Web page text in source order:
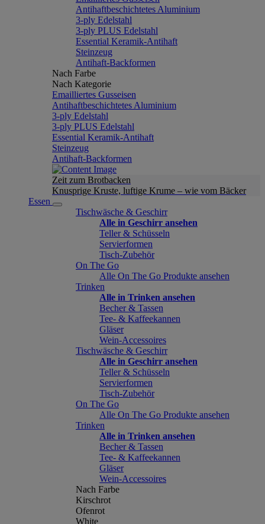
Antihaftbeschichtetes Aluminium
3-ply Edelstahl
3-ply PLUS Edelstahl
Essential Keramik-Antihaft
Steinzeug
Antihaft-Backformen
Nach Farbe
Nach Kategorie
Emailliertes Gusseisen
Antihaftbeschichtetes Aluminium
3-ply Edelstahl
3-ply PLUS Edelstahl
Essential Keramik-Antihaft
Steinzeug
Antihaft-Backformen
Zeit zum Brotbacken
Knusprige Kruste, luftige Krume – wie vom Bäcker
Essen
Tischwäsche & Geschirr
Alle in Geschirr ansehen
Teller & Schüsseln
Servierformen
Tisch-Zubehör
On The Go
Alle On The Go Produkte ansehen
Trinken
Alle in Trinken ansehen
Becher & Tassen
Tee- & Kaffeekannen
Gläser
Wein-Accessoires
Tischwäsche & Geschirr
Alle in Geschirr ansehen
Teller & Schüsseln
Servierformen
Tisch-Zubehör
On The Go
Alle On The Go Produkte ansehen
Trinken
Alle in Trinken ansehen
Becher & Tassen
Tee- & Kaffeekannen
Gläser
Wein-Accessoires
Nach Farbe
Kirschrot
Ofenrot
White